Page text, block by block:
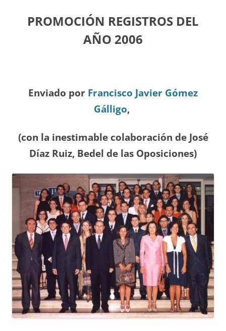
PROMOCIÓN REGISTROS DEL
AÑO 2006
Enviado por Francisco Javier Gómez
Gálligo,
(con la inestimable colaboración de José
Díaz Ruiz, Bedel de las Oposiciones)